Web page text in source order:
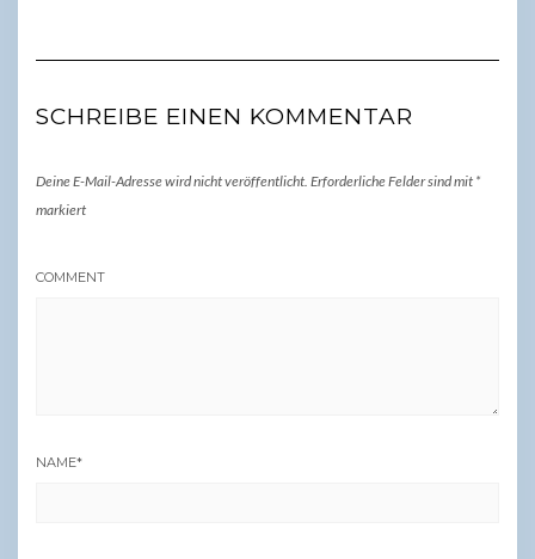
SCHREIBE EINEN KOMMENTAR
Deine E-Mail-Adresse wird nicht veröffentlicht. Erforderliche Felder sind mit *
markiert
COMMENT
NAME*